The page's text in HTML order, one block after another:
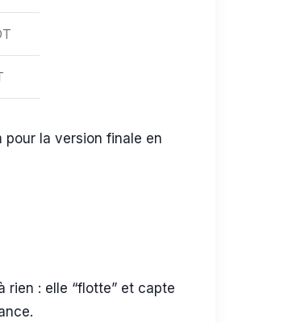
la version finale en
rien : elle “flotte” et capte